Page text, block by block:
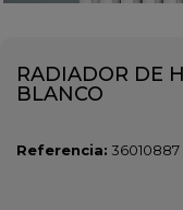
RADIADOR DE
BLANCO
Referencia: 36010887